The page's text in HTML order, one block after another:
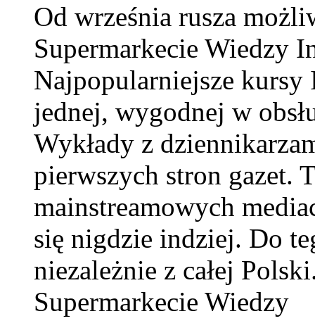
Od września rusza
Supermarkecie Wiedzy
Najpopularniejsze kursy
jednej, wygodnej w
Wykłady z
pierwszych stron gazet.
mainstreamowych
się nigdzie indziej. Do
niezależnie z całej
Supermarkecie Wiedzy